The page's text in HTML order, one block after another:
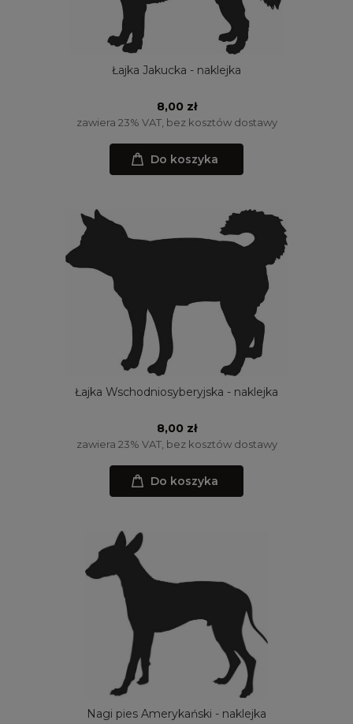
Łajka Jakucka - naklejka
8,00 zł
zawiera 23% VAT, bez kosztów dostawy
Do koszyka
Łajka Wschodniosyberyjska - naklejka
8,00 zł
zawiera 23% VAT, bez kosztów dostawy
Do koszyka
Nagi pies Amerykański - naklejka